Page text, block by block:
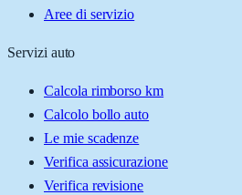
Aree di servizio
Servizi auto
Calcola rimborso km
Calcolo bollo auto
Le mie scadenze
Verifica assicurazione
Verifica revisione